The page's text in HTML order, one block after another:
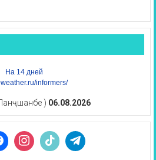
На 14 дней
informers/
) 06.08.2026